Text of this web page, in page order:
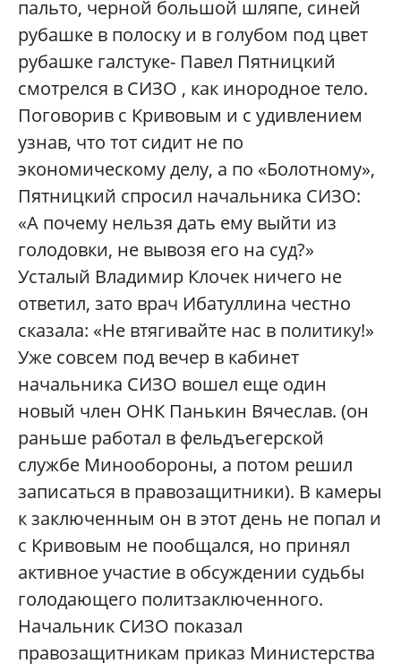
пальто, черной большой шляпе, синей
рубашке в полоску и в голубом под цвет
рубашке галстуке- Павел Пятницкий
смотрелся в СИЗО , как инородное тело.
Поговорив с Кривовым и с удивлением
узнав, что тот сидит не по
экономическому делу, а по «Болотному»,
Пятницкий спросил начальника СИЗО:
«А почему нельзя дать ему выйти из
голодовки, не вывoзя его на суд?»
Усталый Владимир Клочек ничего не
ответил, зато врач Ибатуллина честно
сказала: «Не втягивайте нас в политику!»
Уже совсем под вечер в кабинет
начальника СИЗО вошел еще один
новый член ОНК Панькин Вячеслав. (он
раньше работал в фельдъегерской
службе Минообороны, а потом решил
записаться в правозащитники). В камеры
к заключенным он в этот день не попал и
с Кривовым не пообщался, но принял
активное участие в обсуждении судьбы
голодающего политзаключенного.
Начальник СИЗО показал
правозащитникам приказ Министерства